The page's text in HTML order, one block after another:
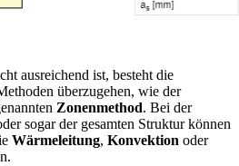
ausreichend ist, besteht die
überzugehen, wie der
Zonenmethod. Bei der
sogar der gesamten Struktur können
Wärmeleitung, Konvektion oder